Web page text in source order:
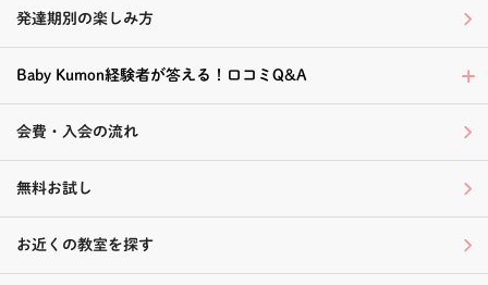
発達期別の楽しみ方
Baby Kumon経験者が答える！口コミQ&A
会費・入会の流れ
無料お試し
お近くの教室を探す